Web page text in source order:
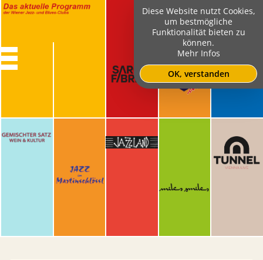
Diese Website nutzt Cookies,
um bestmögliche
Funktionalität bieten zu
können.
Mehr Infos
OK, verstanden